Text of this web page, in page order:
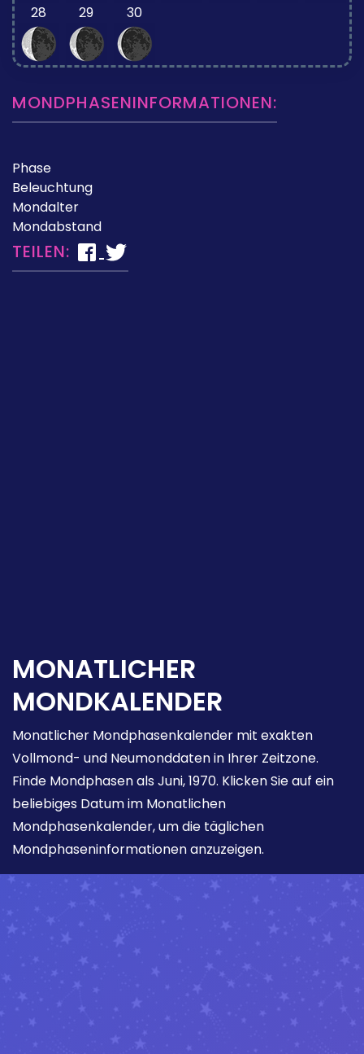
28 29 30
MONDPHASENINFORMATIONEN:
Phase
Beleuchtung
Mondalter
Mondabstand
TEILEN:
MONATLICHER
MONDKALENDER
Monatlicher Mondphasenkalender mit exakten
Vollmond- und Neumonddaten in Ihrer Zeitzone.
Finde Mondphasen als Juni, 1970. Klicken Sie auf ein
beliebiges Datum im Monatlichen
Mondphasenkalender, um die täglichen
Mondphaseninformationen anzuzeigen.